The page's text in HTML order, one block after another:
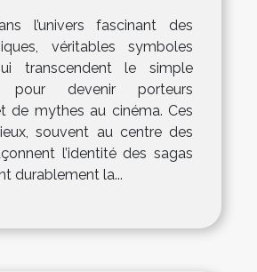
l’univers fascinant des
véritables symboles
transcendent le simple
pour devenir porteurs
de mythes au cinéma. Ces
souvent au centre des
l’identité des sagas
durablement la...